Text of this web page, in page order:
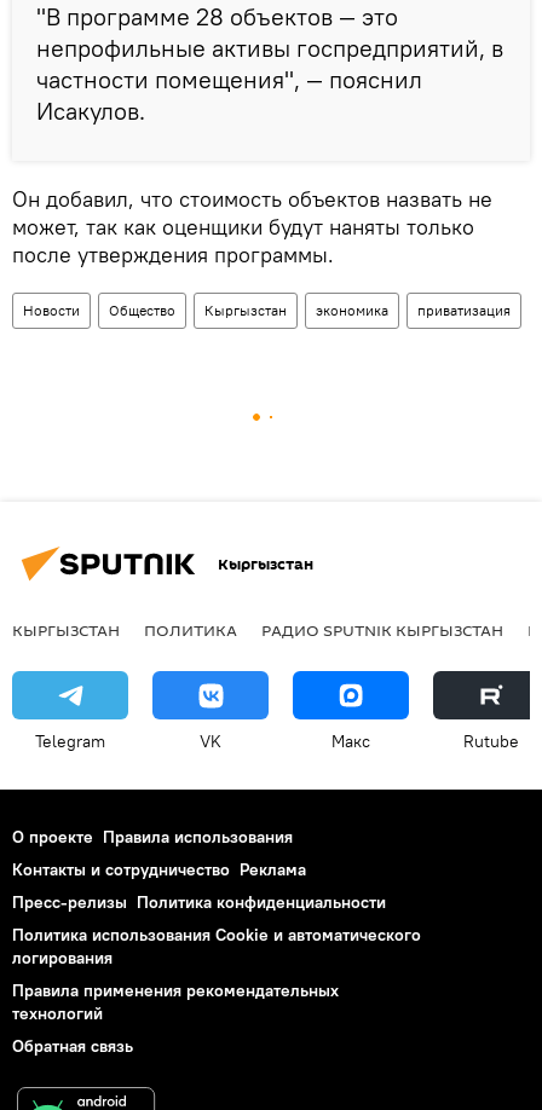
"В программе 28 объектов — это
непрофильные активы госпредприятий, в
частности помещения", — пояснил
Исакулов.
Он добавил, что стоимость объектов назвать не
может, так как оценщики будут наняты только
после утверждения программы.
Новости Общество Кыргызстан экономика приватизация
Кыргызстан
КЫРГЫЗСТАН ПОЛИТИКА РАДИО SPUTNIK КЫРГЫЗСТАН
Telegram VK Макс Rutube
О проекте Правила использования
Контакты и сотрудничество Реклама
Пресс-релизы Политика конфиденциальности
Политика использования Cookie и автоматического
логирования
Правила применения рекомендательных
технологий
Обратная связь